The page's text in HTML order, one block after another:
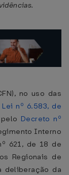
no uso das
Lei nº 6.583, de
Decreto nº
Interno
621, de 18 de
Regionais de
deliberação da